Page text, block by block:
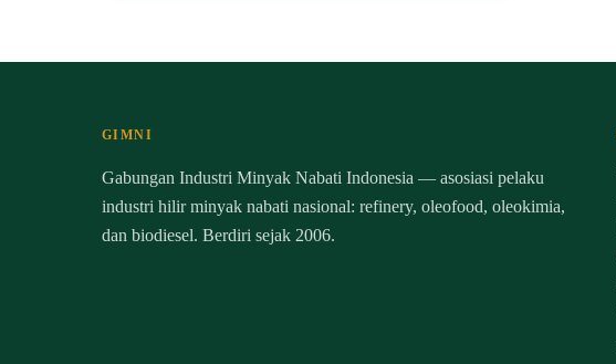
GIMNI
Gabungan Industri Minyak Nabati Indonesia — asosiasi pelaku
industri hilir minyak nabati nasional: refinery, oleofood, oleokimia,
dan biodiesel. Berdiri sejak 2006.